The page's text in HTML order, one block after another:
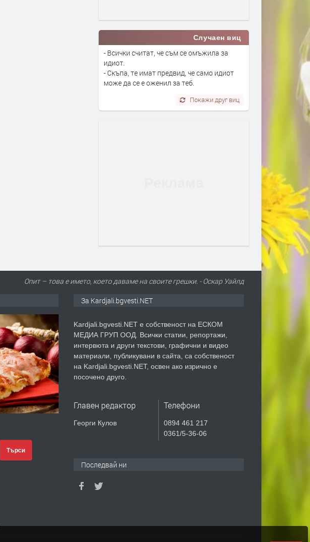
Случаен виц
- Всички считат, че съм се омъжила за
идиот.
- Скъпа, те имат предвид, че само идиот
може да се е оженил за теб.
Покажи друг виц
Опит – това е името, което даваме на своите грешки. - Оскар Уайлд
Търси
За Kardjali.bgvesti.NET
Kardjali.bgvesti.NET е собственост на ЕСКОМ
МЕДИА ГРУП ООД. Всички статии, репортажи,
интервюта и други текстови, графични и видео
материали, публикувани в сайта, са собственост
на Kardjali.bgvesti.NET, освен ако изрично е
посочено друго.
Главен редактор
Георги Кулов
Телефони
0894 461 217
0361/5-36-06
Последвай ни